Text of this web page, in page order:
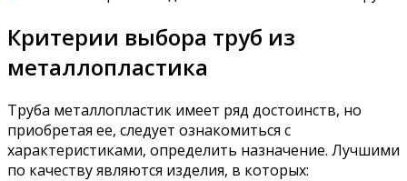
Критерии выбора труб из
металлопластика
Труба металлопластик имеет ряд достоинств, но
приобретая ее, следует ознакомиться с
характеристиками, определить назначение. Лучшими
по качеству являются изделия, в которых: